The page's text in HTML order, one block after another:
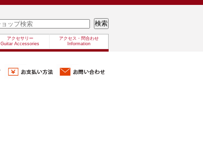
アクセサリー
Guitar Accessories
アクセス・問合わせ
Information